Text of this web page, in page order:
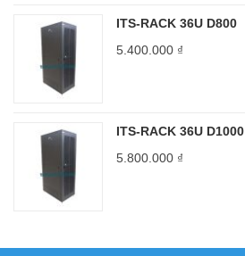
ITS-RACK 36U D800
5.400.000 ₫
ITS-RACK 36U D1000
5.800.000 ₫